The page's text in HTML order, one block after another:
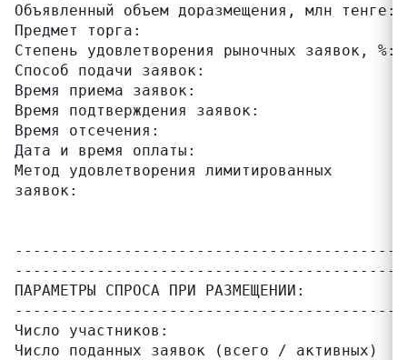
Объявленный объем доразмещения, млн тенге:
Предмет торга:
Степень удовлетворения рыночных заявок, %:
Способ подачи заявок:
Время приема заявок:
Время подтверждения заявок:
Время отсечения:
Дата и время оплаты:
Метод удовлетворения лимитированных
заявок:
ПАРАМЕТРЫ СПРОСА ПРИ РАЗМЕЩЕНИИ:
Число участников:
Число поданных заявок (всего /